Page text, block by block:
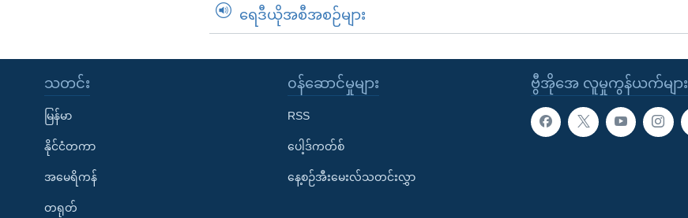
ရေဒီယိုအစီအစဉ်များ
ဗွီအိုအေ လူမှုကွန်ယက်များ
သတင်း
မြန်မာ
နိုင်ငံတကာ
အမေရိကန်
တရုတ်
၀န်ဆောင်မှုများ
RSS
ပေါ့ဒ်ကတ်စ်
နေ့စဉ်အီးမေးလ်သတင်းလွှာ